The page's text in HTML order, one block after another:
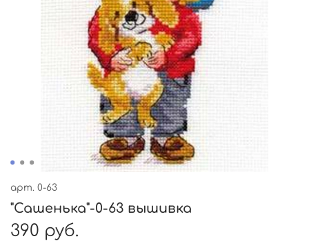
арт. 0-63
"Сашенька"-0-63 вышивка
390 руб.